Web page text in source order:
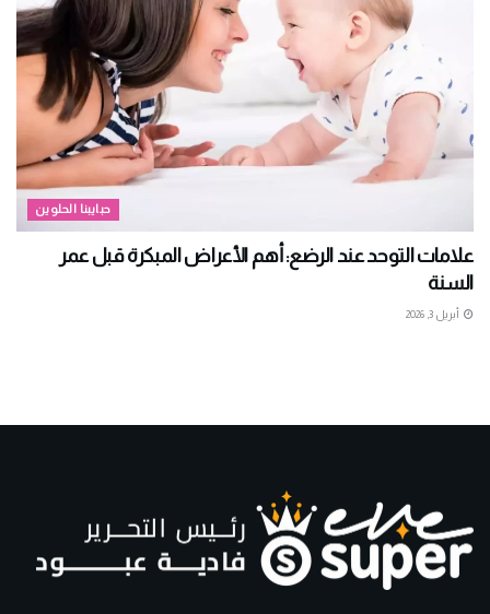
حبايبنا الحلوين
علامات التوحد عند الرضع: أهم الأعراض المبكرة قبل عمر
السنة
أبريل 3, 2026